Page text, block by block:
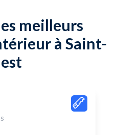
meilleurs
à Saint-